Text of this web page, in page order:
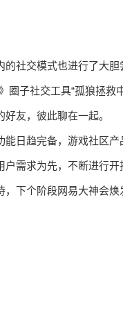
的社交模式也进行了大
圈子社交工具“孤狼拯
友，彼此聊在一起。
能日趋完备，游戏社区
户需求为先，不断进行
下个阶段网易大神会焕